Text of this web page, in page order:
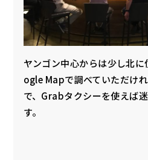
ヤンゴン中心からは少し北
ogle Mapで調べていただけ
で、Grabタクシーを使えば
す。